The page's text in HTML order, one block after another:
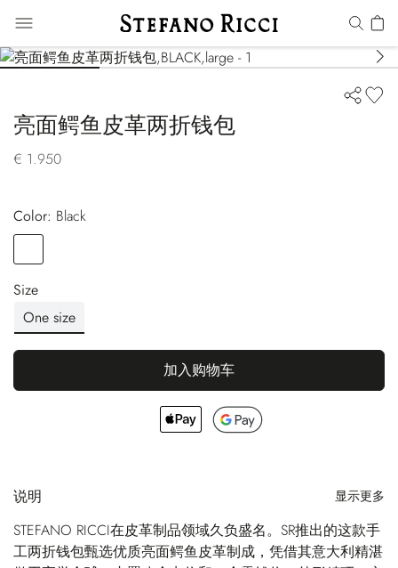
亮面鳄鱼皮革两折钱包
€ 1.950
Color:
black
Size
One size
加入购物车
说明 显示更多
STEFANO RICCI在皮革制品领域久负盛名。SR推出的这款手
工两折钱包甄选优质亮面鳄鱼皮革制成，凭借其意大利精湛